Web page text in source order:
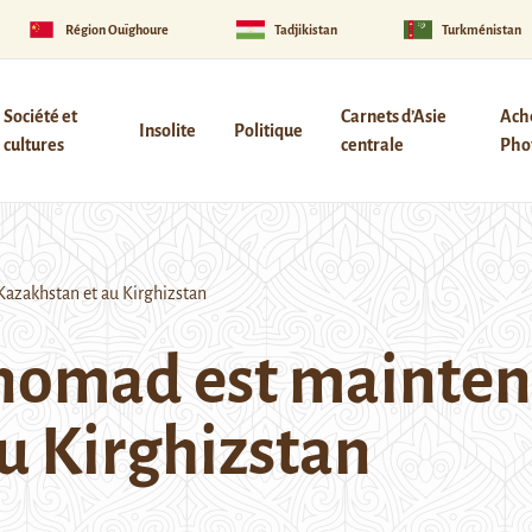
Région Ouïghoure Tadjikistan Turkménistan
Société et
cultures
Insolite Politique
Carnets d’Asie
centrale
et au Kirghizstan
est
Kirghizstan